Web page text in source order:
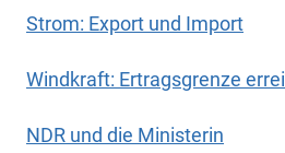
Strom: Export und Import
Windkraft: Ertragsgrenze
NDR und die Ministerin